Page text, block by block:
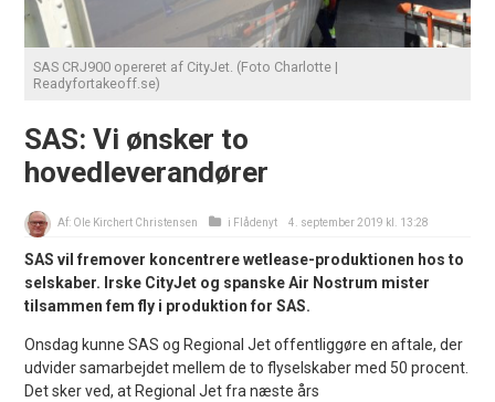
SAS CRJ900 opereret af CityJet. (Foto Charlotte |
Readyfortakeoff.se)
SAS: Vi ønsker to
hovedleverandører
Af: Ole Kirchert Christensen i Flådenyt 4. september 2019 kl. 13:28
SAS vil fremover koncentrere wetlease-produktionen hos to
selskaber. Irske CityJet og spanske Air Nostrum mister
tilsammen fem fly i produktion for SAS.
Onsdag kunne SAS og Regional Jet offentliggøre en aftale, der
udvider samarbejdet mellem de to flyselskaber med 50 procent.
Det sker ved, at Regional Jet fra næste års